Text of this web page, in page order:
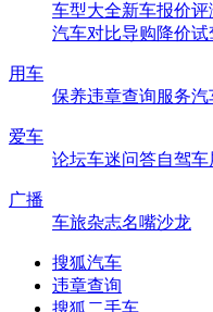
车型大全新车报价评
汽车对比导购降价试
用车
保养违章查询服务汽
爱车
论坛车迷问答自驾车
广播
车旅杂志名嘴沙龙
搜狐汽车
违章查询
搜狐二手车